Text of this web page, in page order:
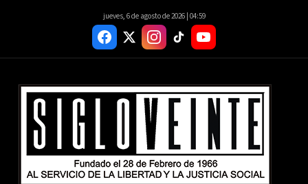
jueves, 6 de agosto de 2026 | 04:59